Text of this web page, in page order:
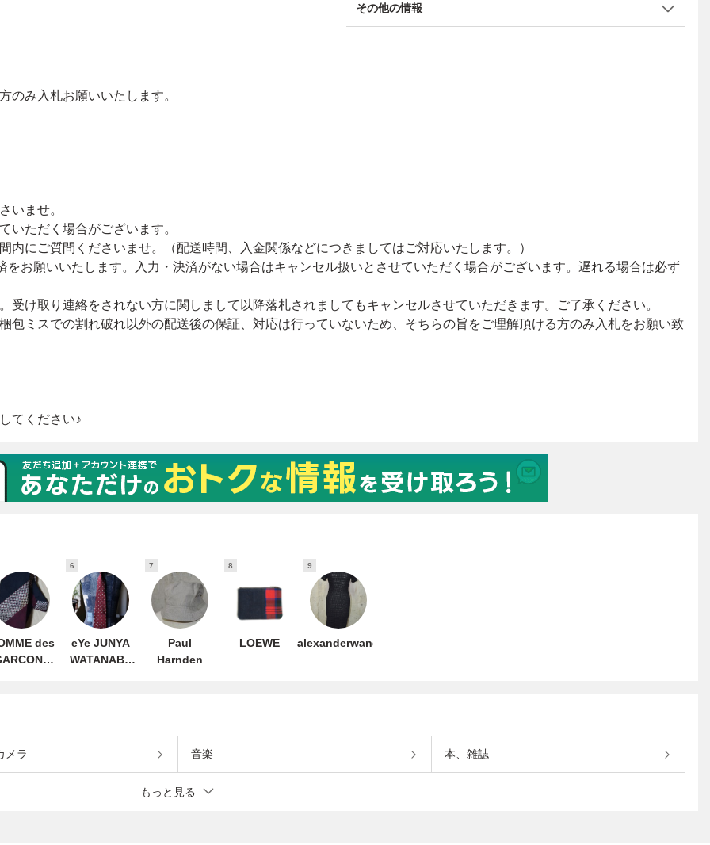
その他の情報
des
6
eYe JUNYA
WATANABE
7
Paul
Harnden
8
LOEWE
9
alexanderwang
メラ 音楽 本、雑誌
もっと見る